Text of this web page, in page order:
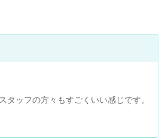
ッフの方々もすごくいい感じです。